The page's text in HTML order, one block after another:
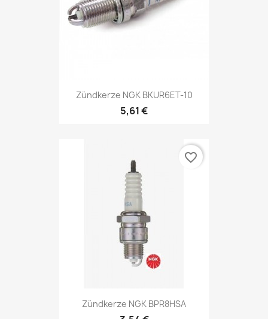
Zündkerze NGK BKUR6ET-10
5,61 €
Zündkerze NGK BPR8HSA
favorite_border